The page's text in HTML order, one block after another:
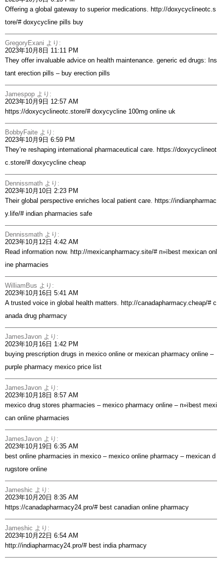
Offering a global gateway to superior medications. http://doxycyclineotc.s
tore/#doxycycline pills buy
GregoryExani より:
2023年10月8日 11:11 PM
They offer invaluable advice on health maintenance. generic ed drugs: Ins
tant erection pills – buy erection pills
Jamespop より:
2023年10月9日 12:57 AM
https://doxycyclineotc.store/#doxycycline 100mg online uk
BobbyFaite より:
2023年10月9日 6:59 PM
They’re reshaping international pharmaceutical care. https://doxycyclineot
c.store/#doxycycline cheap
Dennissmath より:
2023年10月10日 2:23 PM
Their global perspective enriches local patient care. https://indianpharmac
y.life/#indian pharmacies safe
Dennissmath より:
2023年10月12日 4:42 AM
Read information now. http://mexicanpharmacy.site/#п»їbest mexican onl
ine pharmacies
WilliamBus より:
2023年10月16日 5:41 AM
A trusted voice in global health matters. http://canadapharmacy.cheap/#c
anada drug pharmacy
JamesJavon より:
2023年10月16日 1:42 PM
buying prescription drugs in mexico online or mexican pharmacy online –
purple pharmacy mexico price list
JamesJavon より:
2023年10月18日 8:57 AM
mexico drug stores pharmacies – mexico pharmacy online – п»їbest mexi
can online pharmacies
JamesJavon より:
2023年10月19日 6:35 AM
best online pharmacies in mexico – mexico online pharmacy – mexican d
rugstore online
Jameshic より:
2023年10月20日 8:35 AM
https://canadapharmacy24.pro/#best canadian online pharmacy
Jameshic より:
2023年10月22日 6:54 AM
http://indiapharmacy24.pro/#best india pharmacy